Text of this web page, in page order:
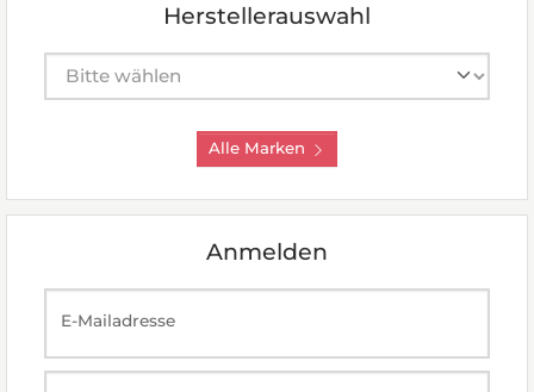
Herstellerauswahl
Alle Marken
Anmelden
E-Mailadresse